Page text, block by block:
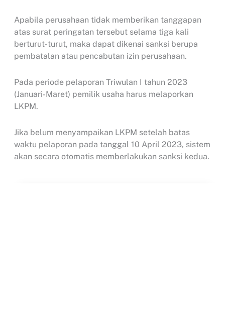
Apabila perusahaan tidak memberikan tanggapan
atas surat peringatan tersebut selama tiga kali
berturut-turut, maka dapat dikenai sanksi berupa
pembatalan atau pencabutan izin perusahaan.
Pada periode pelaporan Triwulan I tahun 2023
(Januari-Maret) pemilik usaha harus melaporkan
LKPM.
Jika belum menyampaikan LKPM setelah batas
waktu pelaporan pada tanggal 10 April 2023, sistem
akan secara otomatis memberlakukan sanksi kedua.